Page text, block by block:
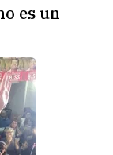
es un